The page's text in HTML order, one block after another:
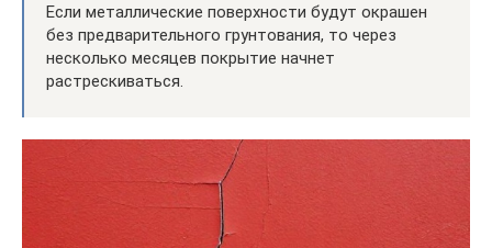
Если металлические поверхности будут окрашен
без предварительного грунтования, то через
несколько месяцев покрытие начнет
растрескиваться.